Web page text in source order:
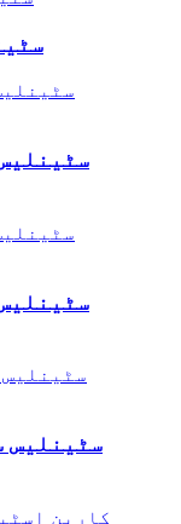
سٹینلیس